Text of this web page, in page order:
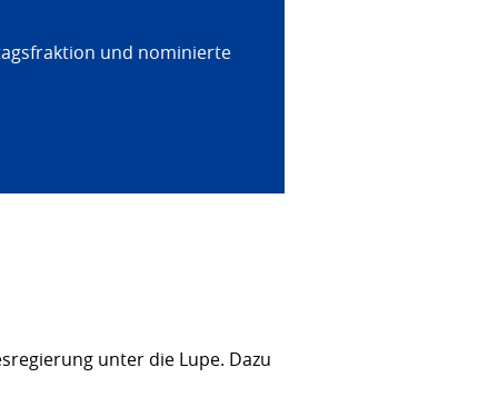
und nominierte
unter die Lupe. Dazu